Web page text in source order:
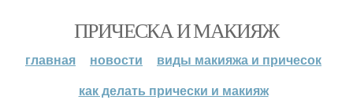
ПРИЧЕСКА И МАКИЯЖ
главная новости
виды макияжа и причесок
как делать прически и макияж